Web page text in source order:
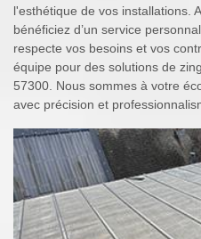
l'esthétique de vos installations.
bénéficiez d’un service
respecte vos besoins et vos
équipe pour des solutions de
57300. Nous sommes à votre
avec précision et